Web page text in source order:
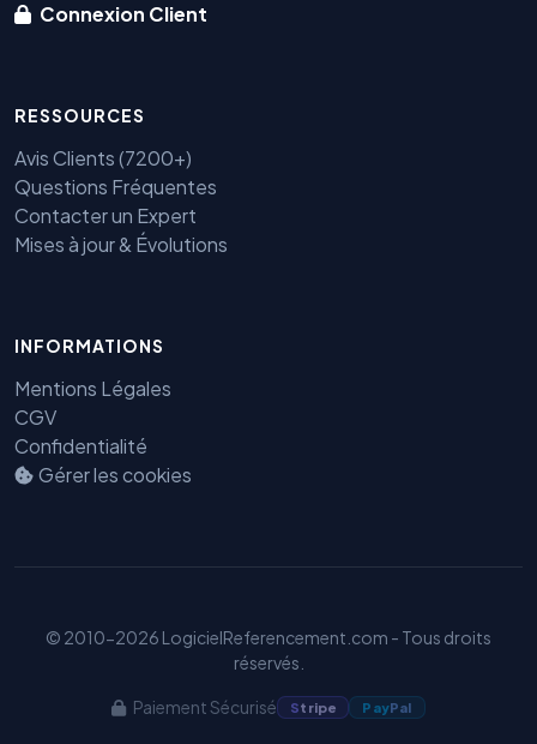
Connexion Client
RESSOURCES
Avis Clients (7200+)
Questions Fréquentes
Contacter un Expert
Mises à jour & Évolutions
INFORMATIONS
Mentions Légales
CGV
Confidentialité
Gérer les cookies
© 2010-2026 LogicielReferencement.com - Tous droits
réservés.
Paiement Sécurisé Stripe PayPal